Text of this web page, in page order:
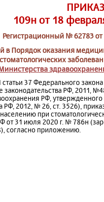
ПРИКАЗ
109н от 18
Регистрационный № 62783 от
в Порядок оказания
стоматологических
статьи 37 Федерального
РФ, 2011,
РФ,
РФ, 2012, № 26, ст. 3526),
при
от 31 июля 2020 г. № 786н
согласно приложению.